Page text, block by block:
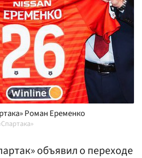
Роман Еременко
объявил о переходе